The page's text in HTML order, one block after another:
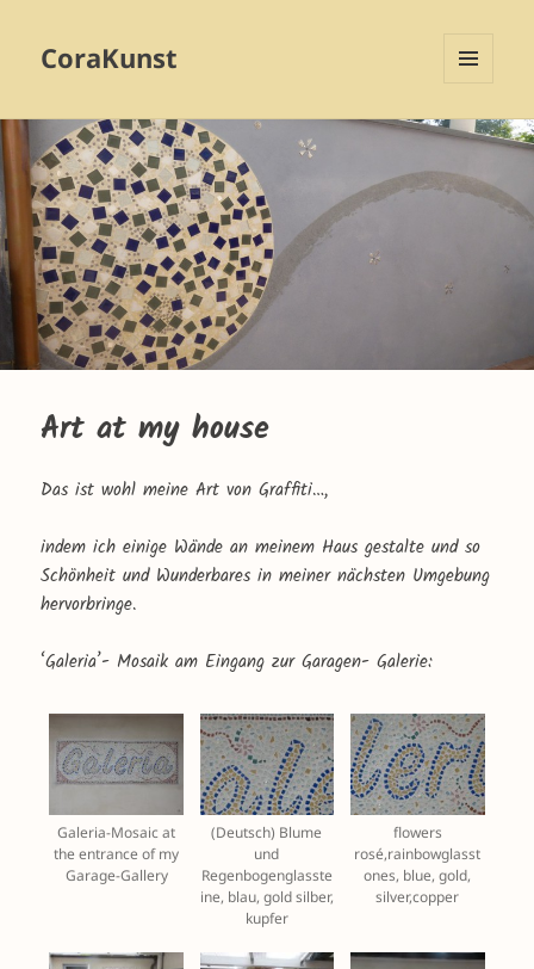
CoraKunst
WIDGETS
Art at my house
Das ist wohl meine Art von Graffiti…,
indem ich einige Wände an meinem Haus gestalte und so
Schönheit und Wunderbares in meiner nächsten Umgebung
hervorbringe.
‘Galeria’- Mosaik am Eingang zur Garagen- Galerie:
Galeria-Mosaic at
the entrance of my
Garage-Gallery
(Deutsch) Blume
und
Regenbogenglasste
ine, blau, gold silber,
kupfer
flowers
rosé,rainbowglasst
ones, blue, gold,
silver,copper